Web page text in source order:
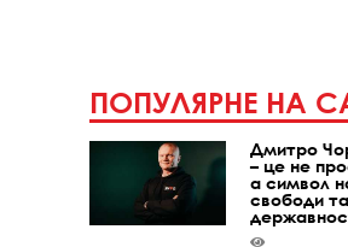
ПОПУЛЯРНЕ НА
Дмитро
– це не
а символ
свободи та